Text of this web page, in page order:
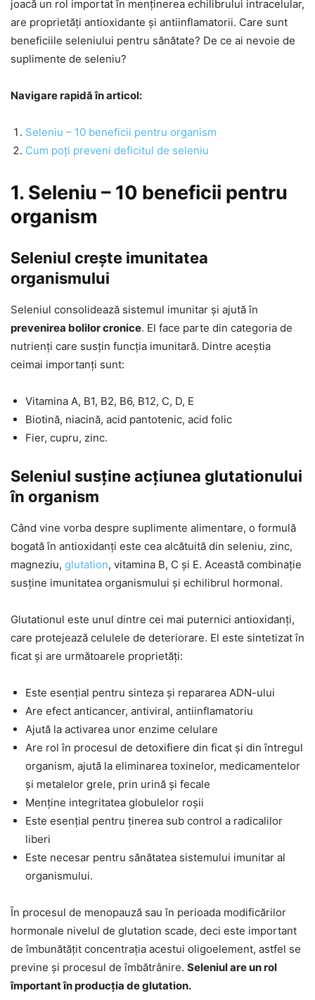
joacă un rol importat în menținerea echilibrului intracelular,
are proprietăți antioxidante și antiinflamatorii. Care sunt
beneficiile seleniului pentru sănătate? De ce ai nevoie de
suplimente de seleniu?
Navigare rapidă în articol:
Seleniu – 10 beneficii pentru organism
Cum poți preveni deficitul de seleniu
1. Seleniu – 10 beneficii pentru
organism
Seleniul crește imunitatea
organismului
Seleniul consolidează sistemul imunitar și ajută în
prevenirea bolilor cronice. El face parte din categoria de
nutrienți care susțin funcția imunitară. Dintre aceștia
ceimai importanți sunt:
Vitamina A, B1, B2, B6, B12, C, D, E
Biotină, niacină, acid pantotenic, acid folic
Fier, cupru, zinc.
Seleniul susține acțiunea glutationului
în organism
Când vine vorba despre suplimente alimentare, o formulă
bogată în antioxidanți este cea alcătuită din seleniu, zinc,
magneziu, glutation, vitamina B, C și E. Această combinație
susține imunitatea organismului și echilibrul hormonal.
Glutationul este unul dintre cei mai puternici antioxidanți,
care protejează celulele de deteriorare. El este sintetizat în
ficat și are următoarele proprietăți:
Este esențial pentru sinteza și repararea ADN-ului
Are efect anticancer, antiviral, antiinflamatoriu
Ajută la activarea unor enzime celulare
Are rol în procesul de detoxifiere din ficat și din întregul
organism, ajută la eliminarea toxinelor, medicamentelor
și metalelor grele, prin urină și fecale
Menține integritatea globulelor roșii
Este esențial pentru ținerea sub control a radicalilor
liberi
Este necesar pentru sănătatea sistemului imunitar al
organismului.
În procesul de menopauză sau în perioada modificărilor
hormonale nivelul de glutation scade, deci este important
de îmbunătățit concentrația acestui oligoelement, astfel se
previne și procesul de îmbătrânire. Seleniul are un rol
împortant în producția de glutation.